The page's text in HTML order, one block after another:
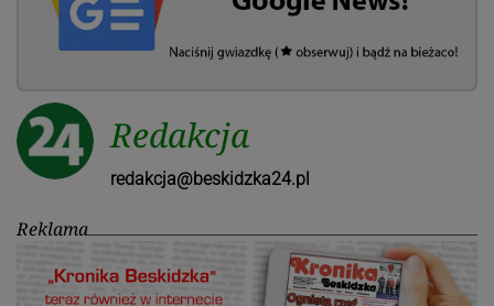
Redakcja
redakcja@beskidzka24.pl
Reklama